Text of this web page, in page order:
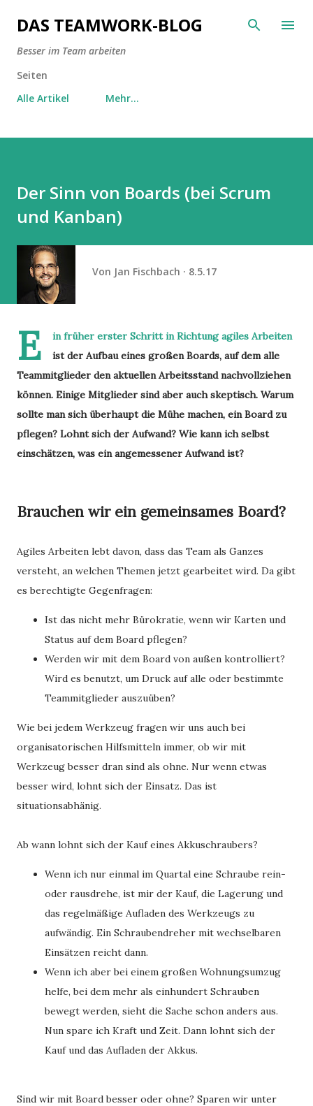
Direkt zum Hauptbereich
DAS TEAMWORK-BLOG
Besser im Team arbeiten
Seiten
Alle Artikel
Mehr…
Der Sinn von Boards (bei Scrum
und Kanban)
Von Jan Fischbach 8.5.17
E
in früher erster Schritt in Richtung agiles Arbeiten
ist der Aufbau eines großen Boards, auf dem alle
Teammitglieder den aktuellen Arbeitsstand nachvollziehen
können. Einige Mitglieder sind aber auch skeptisch. Warum
sollte man sich überhaupt die Mühe machen, ein Board zu
pflegen? Lohnt sich der Aufwand? Wie kann ich selbst
einschätzen, was ein angemessener Aufwand ist?
Brauchen wir ein gemeinsames Board?
Agiles Arbeiten lebt davon, dass das Team als Ganzes
versteht, an welchen Themen jetzt gearbeitet wird. Da gibt
es berechtigte Gegenfragen:
Ist das nicht mehr Bürokratie, wenn wir Karten und
Status auf dem Board pflegen?
Werden wir mit dem Board von außen kontrolliert?
Wird es benutzt, um Druck auf alle oder bestimmte
Teammitglieder auszuüben?
Wie bei jedem Werkzeug fragen wir uns auch bei
organisatorischen Hilfsmitteln immer, ob wir mit
Werkzeug besser dran sind als ohne. Nur wenn etwas
besser wird, lohnt sich der Einsatz. Das ist
situationsabhänig.
Ab wann lohnt sich der Kauf eines Akkuschraubers?
Wenn ich nur einmal im Quartal eine Schraube rein-
oder rausdrehe, ist mir der Kauf, die Lagerung und
das regelmäßige Aufladen des Werkzeugs zu
aufwändig. Ein Schraubendreher mit wechselbaren
Einsätzen reicht dann.
Wenn ich aber bei einem großen Wohnungsumzug
helfe, bei dem mehr als einhundert Schrauben
bewegt werden, sieht die Sache schon anders aus.
Nun spare ich Kraft und Zeit. Dann lohnt sich der
Kauf und das Aufladen der Akkus.
Sind wir mit Board besser oder ohne? Sparen wir unter